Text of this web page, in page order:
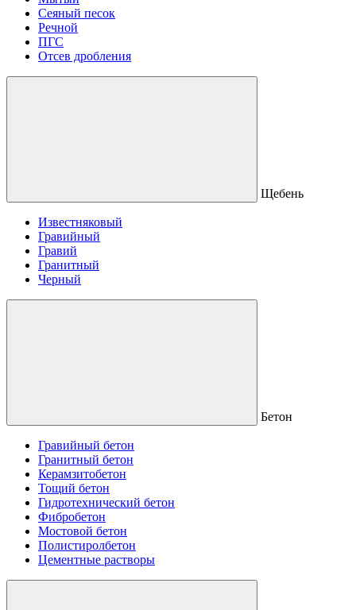
Сеяный песок
Речной
ПГС
Отсев дробления
Щебень
Известняковый
Гравийный
Гравий
Гранитный
Черный
Бетон
Гравийный бетон
Гранитный бетон
Керамзитобетон
Тощий бетон
Гидротехнический бетон
Фибробетон
Мостовой бетон
Полистиролбетон
Цементные растворы